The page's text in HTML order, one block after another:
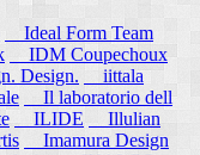
Ideal Form Team
IDM Coupechoux
Design.
iittala
Il laboratorio dell
ILIDE
Illulian
Imamura Design